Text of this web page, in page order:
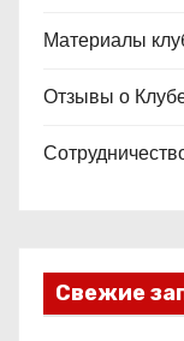
Материалы
Отзывы о
Свежие